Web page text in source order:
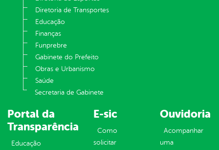
Diretoria de Transportes
Educação
Finanças
Funprebre
Gabinete do Prefeito
Obras e Urbanismo
Saúde
Secretaria de Gabinete
Portal da
Transparência
Educação
E-sic
Como
solicitar
Ouvidoria
Acompanhar
uma